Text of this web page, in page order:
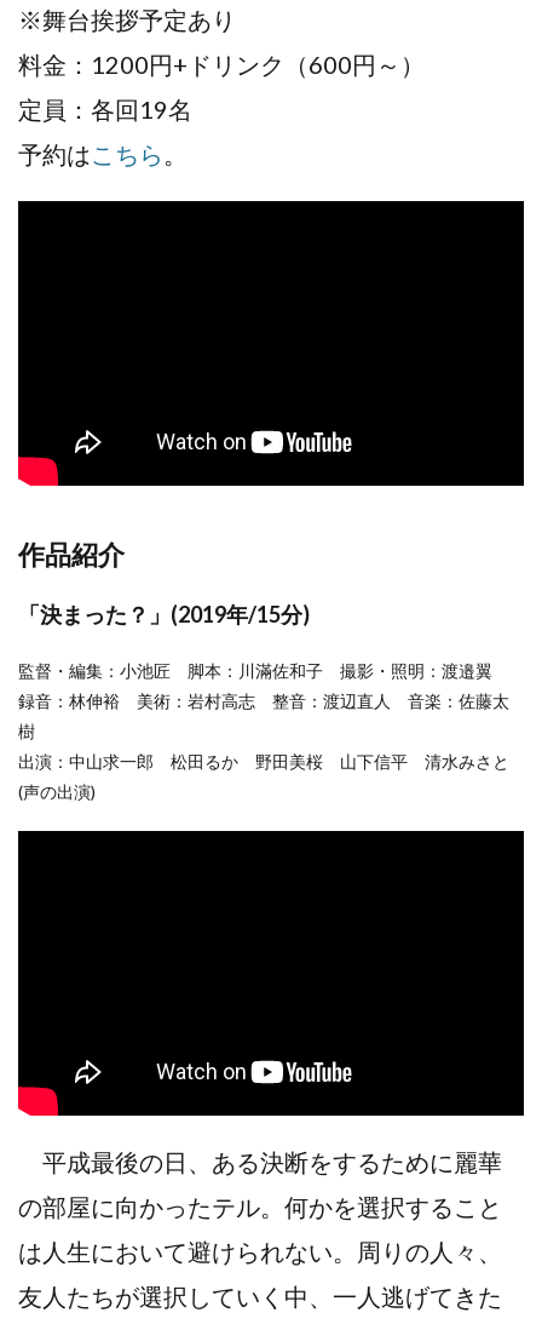
※舞台挨拶予定あり
料金：1200円+ドリンク（600円～）
定員：各回19名
予約はこちら 。
作品紹介
「決まった？」(2019年/15分)
監督・編集：小池匠 脚本：川滿佐和子 撮影・照明：渡邉翼
録音：林伸裕 美術：岩村高志 整音：渡辺直人 音楽：佐藤太
樹
出演：中山求一郎 松田るか 野田美桜 山下信平 清水みさと
(声の出演)
平成最後の日、ある決断をするために麗華
の部屋に向かったテル。何かを選択すること
は人生において避けられない。周りの人々、
友人たちが選択していく中、一人逃げてきた